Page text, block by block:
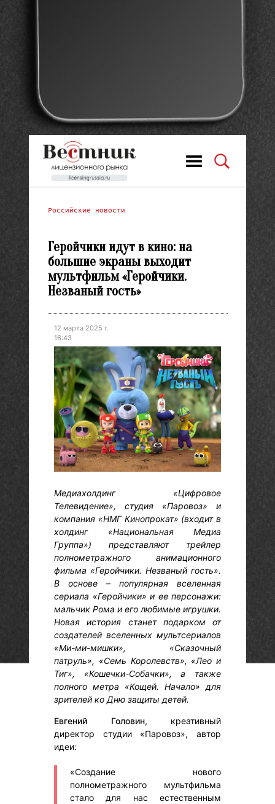
Российские новости
Геройчики идут в кино: на
большие экраны выходит
мультфильм «Геройчики.
Незваный гость»
12 марта 2025 г.
16:43
Медиахолдинг «Цифровое
Телевидение», студия «Паровоз» и
компания «НМГ Кинопрокат» (входит в
холдинг «Национальная Медиа
Группа») представляют трейлер
полнометражного анимационного
фильма «Геройчики. Незваный гость».
В основе – популярная вселенная
сериала «Геройчики» и ее персонажи:
мальчик Рома и его любимые игрушки.
Новая история станет подарком от
создателей вселенных мультсериалов
«Ми-ми-мишки», «Сказочный
патруль», «Семь Королевств», «Лео и
Тиг», «Кошечки-Собачки», а также
полного метра «Кощей. Начало» для
зрителей ко Дню защиты детей.
Евгений Головин, креативный
директор студии «Паровоз», автор
идеи:
«Создание нового
полнометражного мультфильма
стало для нас естественным